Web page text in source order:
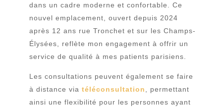
dans un cadre moderne et confortable. Ce
nouvel emplacement, ouvert depuis 2024
après 12 ans rue Tronchet et sur les Champs-
Élysées, reflète mon engagement à offrir un
service de qualité à mes patients parisiens.
Les consultations peuvent également se faire
à distance via téléconsultation
, permettant
ainsi une flexibilité pour les personnes ayant